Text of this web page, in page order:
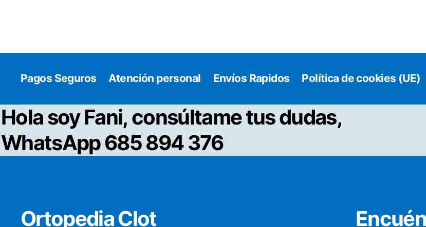
Pagos Seguros Atención personal Envíos Rapidos Política de cookies (UE)
Hola soy Fani, consúltame tus dudas,
WhatsApp 685 894 376
Ortopedia Clot